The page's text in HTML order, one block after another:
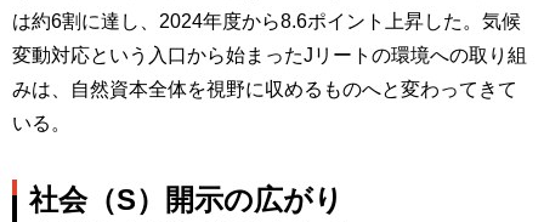
は約6割に達し、2024年度から8.6ポイント上昇した。気候
変動対応という入口から始まったJリートの環境への取り組
みは、自然資本全体を視野に収めるものへと変わってきて
いる。
社会（S）開示の広がり